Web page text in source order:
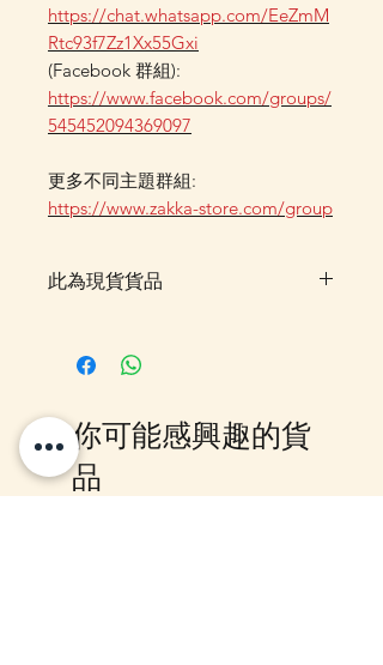
https://chat.whatsapp.com/EeZmM
Rtc93f7Zz1Xx55Gxi
(Facebook 群組):
https://www.facebook.com/groups/
545452094369097
更多不同主題群組:
https://www.zakka-store.com/group
此為現貨貨品
Out 購買, 如系統顯示為"無庫
Facebook PM 或 Whatsapp 我們
訂貨, 詳情請Facebook PM 或
Whatsapp 聯絡我們
你可能感興趣的貨
品